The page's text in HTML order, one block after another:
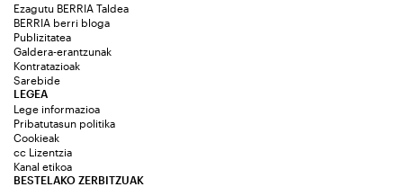
Ezagutu BERRIA Taldea
BERRIA berri bloga
Publizitatea
Galdera-erantzunak
Kontratazioak
Sarebide
LEGEA
Lege informazioa
Pribatutasun politika
Cookieak
cc Lizentzia
Kanal etikoa
BESTELAKO ZERBITZUAK